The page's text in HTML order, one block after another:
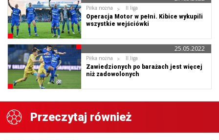
Piłka nożna
II liga
Operacja Motor w pełni. Kibice wykupili
wszystkie wejściówki
Piłka nożna
II liga
Zawiedzionych po barażach jest więcej
niż zadowolonych
25.05.2022
Przeczytaj również